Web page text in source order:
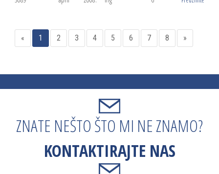
« 1 2 3 4 5 6 7 8 »
ZNATE NEŠTO ŠTO MI NE ZNAMO?
KONTAKTIRAJTE NAS